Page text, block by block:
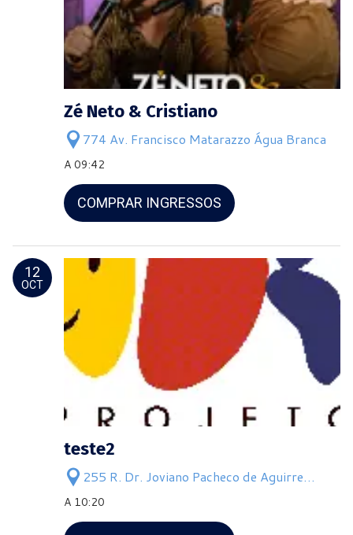
Zé Neto & Cristiano
774 Av. Francisco Matarazzo Água Branca
A 09:42
COMPRAR INGRESSOS
12
OCT
teste2
255 R. Dr. Joviano Pacheco de Aguirre
Jardim Elizabeth
A 10:20